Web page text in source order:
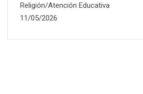
Religión/Atención Educativa
11/05/2026